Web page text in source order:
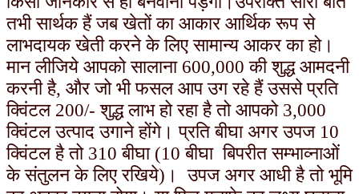
तभी सार्थक हैं जब खेतों का आकार आर्थिक रूप से
लाभदायक खेती करने के लिए सामान्य आकर का हो।
मान लीजिये आपको सालाना 600,000 की शुद्ध आमदनी
करनी है, और जो भी फसल आप उग रहे हैं उससे प्रति
क्विंटल 200/- शुद्ध लाभ हो रहा है तो आपको 3,000
क्विंटल उत्पाद उगाने होंगे। प्रति बीघा अगर उपज 10
क्विंटल है तो 310 बीघा (10 बीघा बिपरीत सम्भाव्नाओं
के संतुलन के लिए रखिये)। उपज अगर आधी है तो भूमि